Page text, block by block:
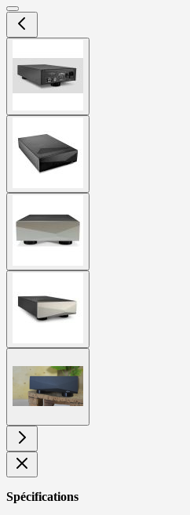
larger
image
larger
image
larger
image
image
larger
image
Spécifications